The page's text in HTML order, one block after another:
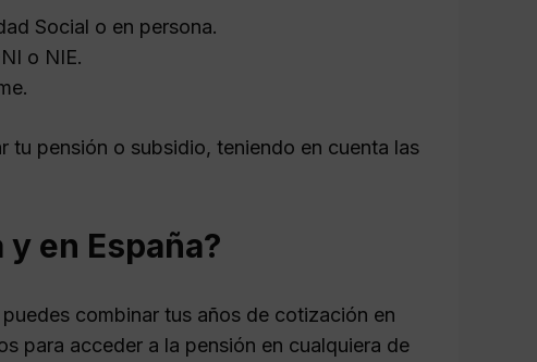
Social o en persona.
o NIE.
tu pensión o subsidio, teniendo en cuenta las
en España?
combinar tus años de cotización en
para acceder a la pensión en cualquiera de